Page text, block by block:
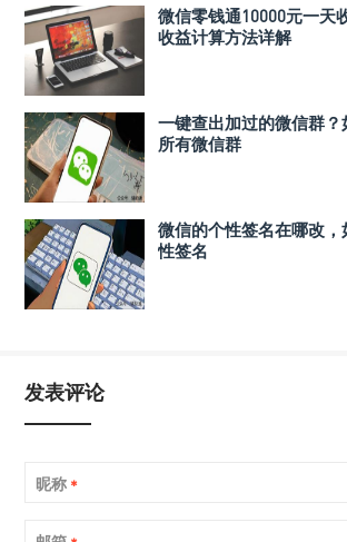
微信零钱通10000元一天
收益计算方法详解
一键查出加过的微信群
所有微信群
微信的个性签名在哪改
性签名
发表评论
昵称 *